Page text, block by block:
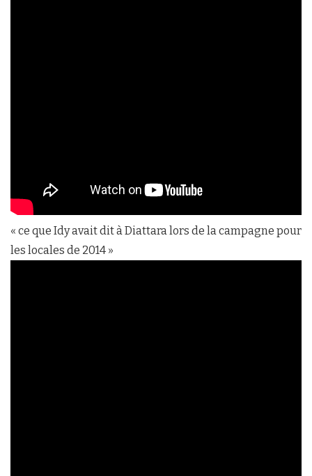
« ce que Idy avait dit à Diattara lors de la campagne pour
les locales de 2014 »